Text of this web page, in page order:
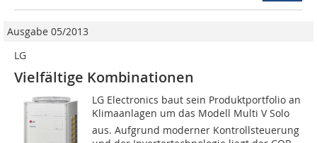
Ausgabe 05/2013
LG
Vielfältige Kombinationen
LG Electronics baut sein Produktportfolio an
Klimaanlagen um das Modell Multi V Solo
aus. Aufgrund moderner Kon­trollsteuerung